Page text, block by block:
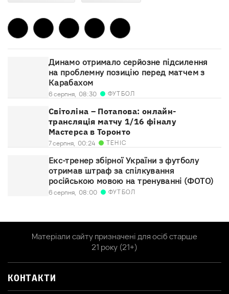
Динамо отримало серйозне підсилення
на проблемну позицію перед матчем з
Карабахом
6 серпня, 08:30 ФУТБОЛ
Світоліна – Потапова: онлайн-
трансляція матчу 1/16 фіналу
Мастерса в Торонто
7 серпня, 00:24 ТЕНІС
Екс-тренер збірної України з футболу
отримав штраф за спілкування
російською мовою на тренуванні (ФОТО)
6 серпня, 08:00 ФУТБОЛ
Матеріали сайту призначені для осіб старше
21 року (21+)
КОНТАКТИ